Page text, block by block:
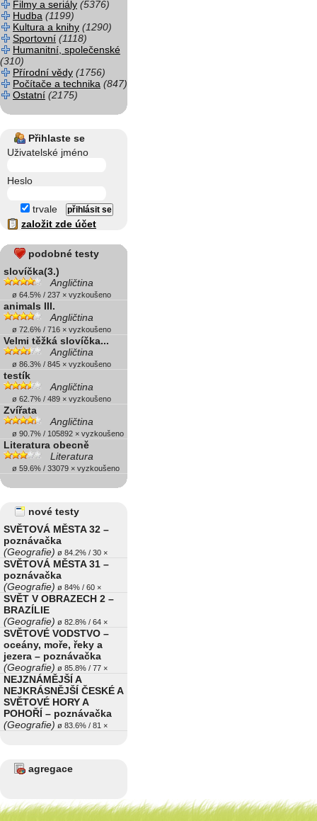
Filmy a seriály (5376)
Hudba (1199)
Kultura a knihy (1290)
Sportovní (1118)
Humanitní, společenské
(310)
Přírodní vědy (1756)
Počítače a technika (847)
Ostatní (2175)
Přihlaste se
Uživatelské jméno
Heslo
trvale
založit zde účet
podobné testy
slovíčka(3.)
Angličtina
ø 64.5% / 237 × vyzkoušeno
animals III.
Angličtina
ø 72.6% / 716 × vyzkoušeno
Velmi těžká slovíčka...
Angličtina
ø 86.3% / 845 × vyzkoušeno
testík
Angličtina
ø 62.7% / 489 × vyzkoušeno
Zvířata
Angličtina
ø 90.7% / 105892 × vyzkoušeno
Literatura obecně
Literatura
ø 59.6% / 33079 × vyzkoušeno
nové testy
SVĚTOVÁ MĚSTA 32 –
poznávačka
(Geografie) ø 84.2% / 30 ×
SVĚTOVÁ MĚSTA 31 –
poznávačka
(Geografie) ø 84% / 60 ×
SVĚT V OBRAZECH 2 –
BRAZÍLIE
(Geografie) ø 82.8% / 64 ×
SVĚTOVÉ VODSTVO –
oceány, moře, řeky a
jezera – poznávačka
(Geografie) ø 85.8% / 77 ×
NEJZNÁMĚJŠÍ A
NEJKRÁSNĚJŠÍ ČESKÉ A
SVĚTOVÉ HORY A
POHOŘÍ – poznávačka
(Geografie) ø 83.6% / 81 ×
agregace